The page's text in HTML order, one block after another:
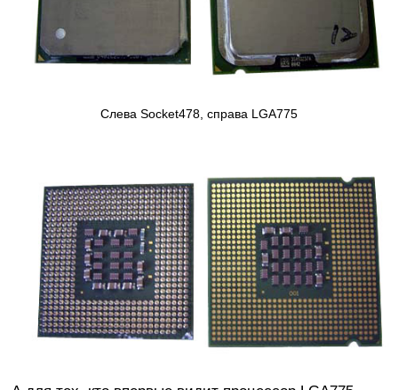
Слева Socket478, справа LGA775